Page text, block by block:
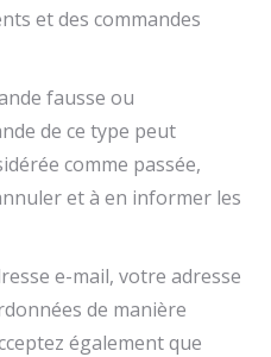
et des commandes
fausse ou
de ce type peut
comme passée,
et à en informer les
e-mail, votre adresse
de manière
également que